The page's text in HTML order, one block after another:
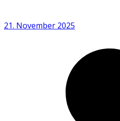
21. November 2025